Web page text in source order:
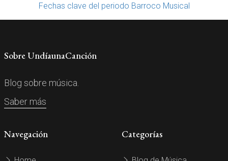
Fechas clave del periodo Barroco Musical
Sobre UndíaunaCanción
Blog sobre música.
Saber más
Navegación Categorías